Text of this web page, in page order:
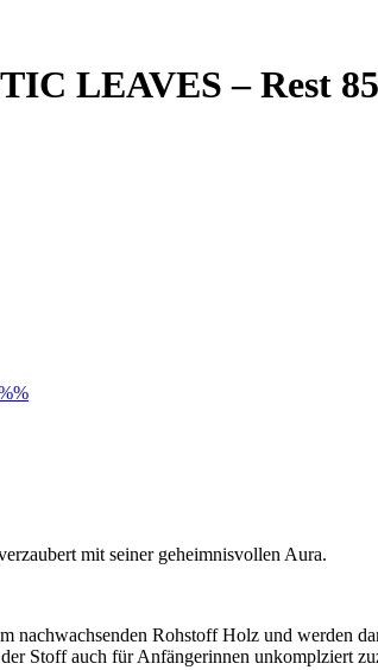
LEAVES – Rest
mit seiner geheimnisvollen Aura.
nachwachsenden Rohstoff Holz und werden
Stoff auch für Anfängerinnen unkomplziert